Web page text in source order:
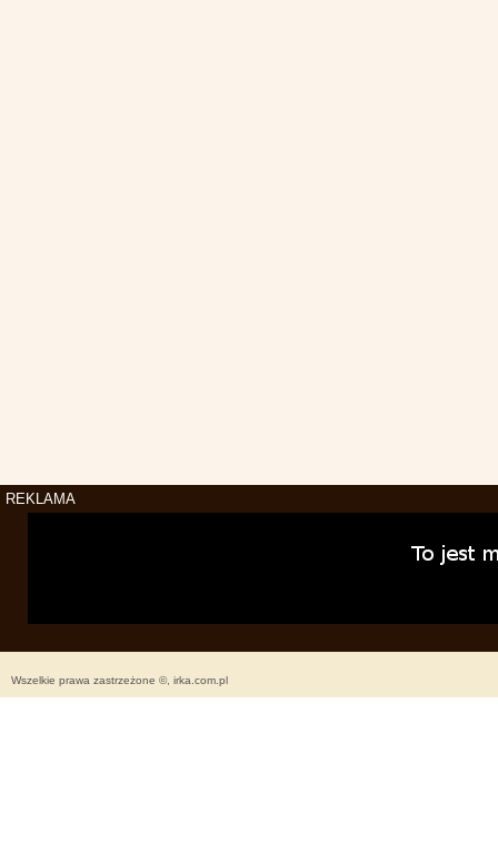
REKLAMA
Wszelkie prawa zastrzeżone ©, irka.com.pl